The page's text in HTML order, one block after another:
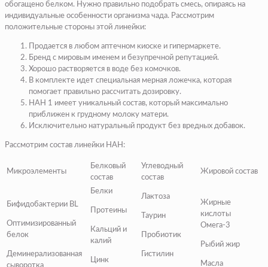
обогащено белком. Нужно правильно подобрать смесь, опираясь на
индивидуальные особенности организма чада. Рассмотрим
положительные стороны этой линейки:
Продается в любом аптечном киоске и гипермаркете.
Бренд с мировым именем и безупречной репутацией.
Хорошо растворяется в воде без комочков.
В комплекте идет специальная мерная ложечка, которая
помогает правильно рассчитать дозировку.
НАН 1 имеет уникальный состав, который максимально
приближен к грудному молоку матери.
Исключительно натуральный продукт без вредных добавок.
Рассмотрим состав линейки НАН:
Микроэлементы
Белковый
состав
Углеводный
состав
Жировой состав
Бифидобактерии BL
Оптимизированный
белок
Деминерализованная
Белки
Протеины
Кальций и
калий
Цинк
Лактоза
Таурин
Пробиотик
Гистилин
Жирные
кислоты
Омега-3
Рыбий жир
Масла